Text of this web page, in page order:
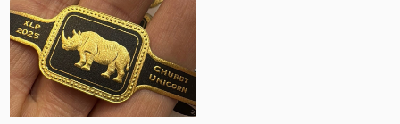
Posted
in